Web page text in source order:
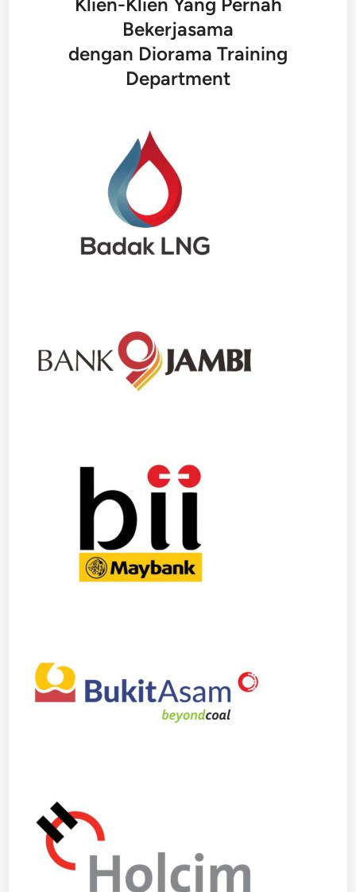
Klien-Klien Yang Pernah
Bekerjasama
dengan Diorama Training
Department